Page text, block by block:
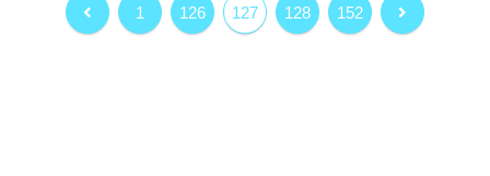
前 1 126 127 128 152 次